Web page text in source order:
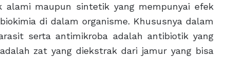
alami maupun sintetik yang mempunyai efek
di dalam organisme. Khususnya dalam
serta antimikroba adalah antibiotik yang
zat yang diekstrak dari jamur yang bisa